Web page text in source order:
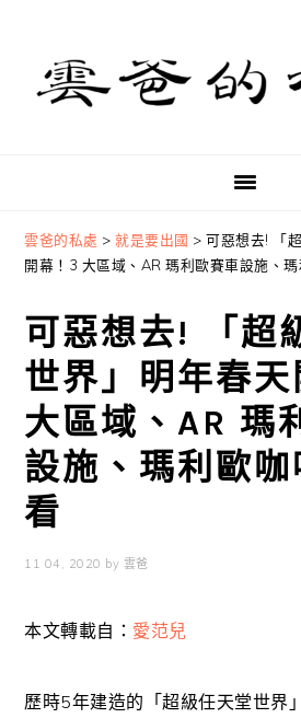
primary
navigation
content
primary
sidebar
雲爸的私處 >就是要出國 >可惡想去! 「
開幕！3 大區域、AR 瑪利歐賽車設施、
可惡想去! 「超
世界」明年春
大區域、AR 瑪
設施、瑪利歐
看
11 04, 2020 by 雲爸
本文轉載自： 愛范兒
歷時5年建造的「超級任天堂世界